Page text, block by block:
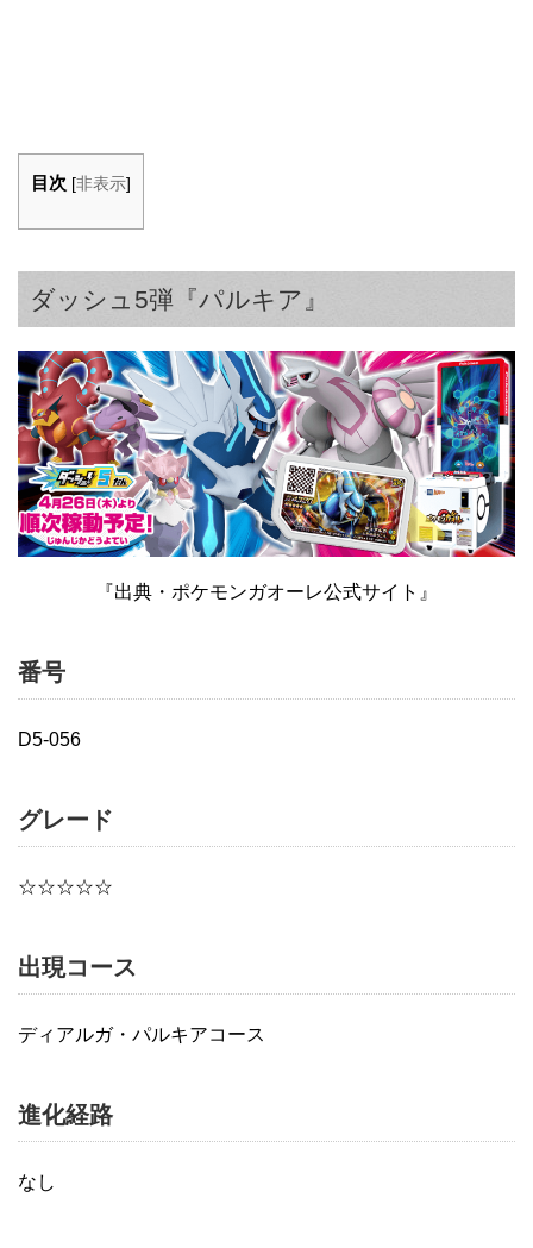
目次 [非表示]
ダッシュ5弾『パルキア』
『出典・ポケモンガオーレ公式サイト』
番号
D5-056
グレード
☆☆☆☆☆
出現コース
ディアルガ・パルキアコース
進化経路
なし